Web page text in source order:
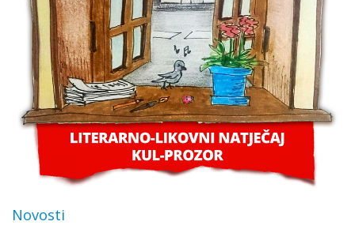
Novosti